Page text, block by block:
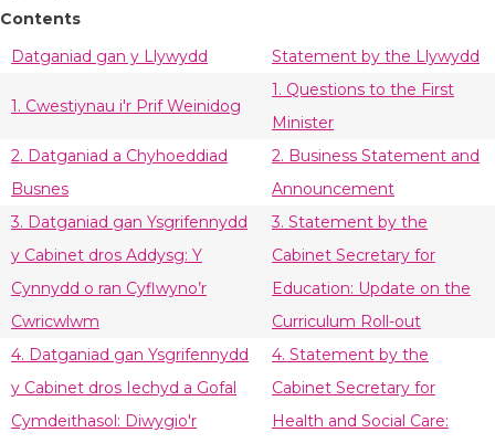
Contents
Datganiad gan y Llywydd
Statement by the Llywydd
1. Cwestiynau i'r Prif Weinidog
1. Questions to the First
Minister
2. Datganiad a Chyhoeddiad
Busnes
2. Business Statement and
Announcement
3. Datganiad gan Ysgrifennydd
y Cabinet dros Addysg: Y
Cynnydd o ran Cyflwyno’r
Cwricwlwm
3. Statement by the
Cabinet Secretary for
Education: Update on the
Curriculum Roll-out
4. Datganiad gan Ysgrifennydd
y Cabinet dros Iechyd a Gofal
Cymdeithasol: Diwygio'r
4. Statement by the
Cabinet Secretary for
Health and Social Care: